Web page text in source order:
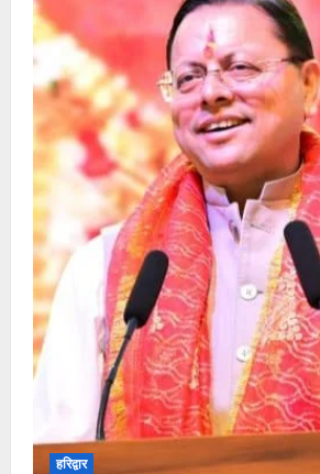
में
ओमपाल
सिंह
राठी
के
नेतृत्व
में
प्रतिनिधि
मंडल
ने
की
एसएसपी
से
मुलाकात
हरिद्वार